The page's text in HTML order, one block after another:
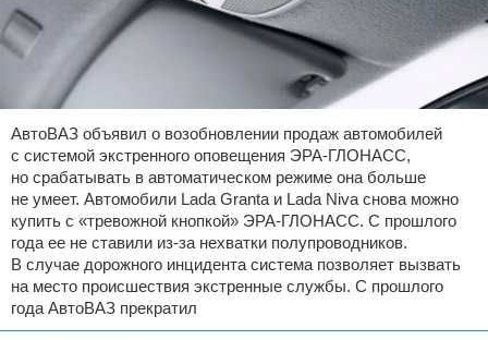
АвтоВАЗ объявил о возобновлении продаж автомобилей
с системой экстренного оповещения ЭРА-ГЛОНАСС,
но срабатывать в автоматическом режиме она больше
не умеет. Автомобили Lada Granta и Lada Niva снова можно
купить с «тревожной кнопкой» ЭРА-ГЛОНАСС. С прошлого
года ее не ставили из-за нехватки полупроводников.
В случае дорожного инцидента система позволяет вызвать
на место происшествия экстренные службы. С прошлого
года АвтоВАЗ прекратил